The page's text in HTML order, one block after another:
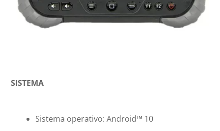
SISTEMA
Sistema operativo: Android™ 10